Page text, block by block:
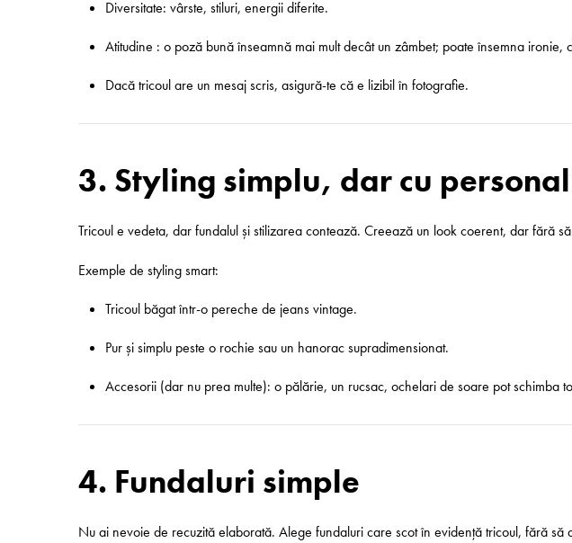
Diversitate: vârste, stiluri, energii diferite.
Atitudine : o poză bună înseamnă mai mult decât un zâmbet; poate însemna
Dacă tricoul are un mesaj scris, asigură-te că e lizibil în fotografie.
3. Styling simplu, dar cu
Tricoul e vedeta, dar fundalul și stilizarea contează. Creează un look coerent, dar fără
Exemple de styling smart:
Tricoul băgat într-o pereche de jeans vintage.
Pur și simplu peste o rochie sau un hanorac supra­dim­en­sionat.
Accesorii (dar nu prea multe): o pălărie, un rucsac, ochelari de soare pot schimba
4. Fundaluri simple
Nu ai nevoie de recuzită elaborată. Alege fundaluri care scot în evidență tricoul, fără